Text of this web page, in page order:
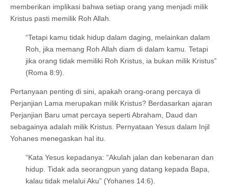
memberikan implikasi bahwa setiap orang yang menjadi milik
Kristus pasti memilik Roh Allah.
“Tetapi kamu tidak hidup dalam daging, melainkan dalam
Roh, jika memang Roh Allah diam di dalam kamu. Tetapi
jika orang tidak memiliki Roh Kristus, ia bukan milik Kristus”
(Roma 8:9).
Pertanyaan penting di sini, apakah orang-orang percaya di
Perjanjian Lama merupakan milik Kristus? Berdasarkan ajaran
Perjanjian Baru umat percaya seperti Abraham, Daud dan
sebagainya adalah milik Kristus. Pernyataan Yesus dalam Injil
Yohanes menegaskan hal itu.
“Kata Yesus kepadanya: “Akulah jalan dan kebenaran dan
hidup. Tidak ada seorangpun yang datang kepada Bapa,
kalau tidak melalui Aku” (Yohanes 14:6).